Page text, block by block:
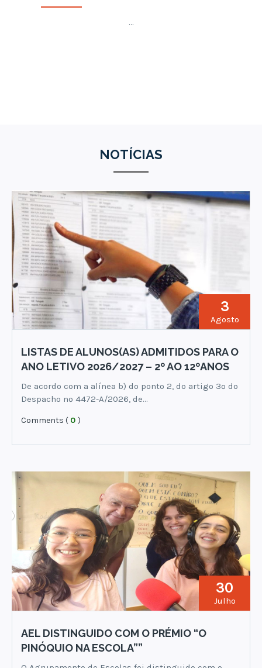
…
NOTÍCIAS
3
Agosto
LISTAS DE ALUNOS(AS) ADMITIDOS PARA O
ANO LETIVO 2026/2027 – 2º AO 12ºANOS
De acordo com a alínea b) do ponto 2, do artigo 3º do
Despacho nº 4472-A/2026, de…
Comments ( 0 )
30
Julho
AEL DISTINGUIDO COM O PRÉMIO “O
PINÓQUIO NA ESCOLA””